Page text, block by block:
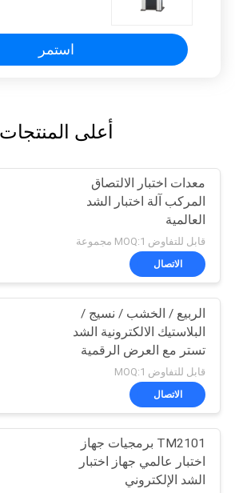
استمر
أعلى المنتجات
معدات اختبار الالتصاق
المركب آلة اختبار الشد
العالمية
قابل للتفاوض MOQ:1 مجموعة
الاتصال
الربيع / الخشب / نسيج /
البلاستيك الالكترونية الشد
تستر مع العرض الرقمية
قابل للتفاوض MOQ:1
الاتصال
TM2101 برمجيات جهاز
اختبار عالمي جهاز اختبار
الشد الإلكتروني